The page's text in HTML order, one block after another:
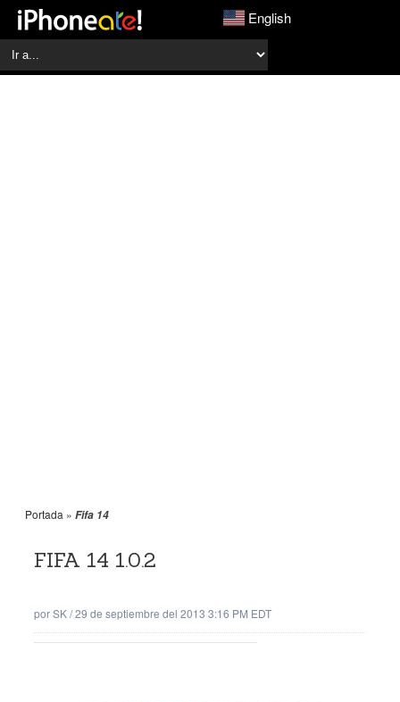
English
Portada » Fifa 14
FIFA 14 1.0.2
porSK/29 de septiembre del 2013 3:16 PM EDT